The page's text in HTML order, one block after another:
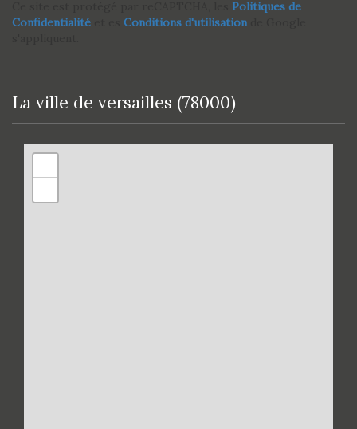
Politiques de
Confidentialité
Conditions d'utilisation
la ville de versailles (78000)